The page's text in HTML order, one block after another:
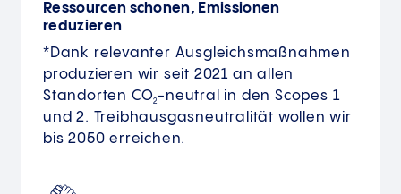
Ressourcen schonen, Emissionen
reduzieren
*Dank relevanter Ausgleichs­maßnahmen
produzieren wir seit 2021 an allen
Standorten CO2 -neutral in den Scopes 1
und 2. Treibhausgasneutralität wollen wir
bis 2050 erreichen.